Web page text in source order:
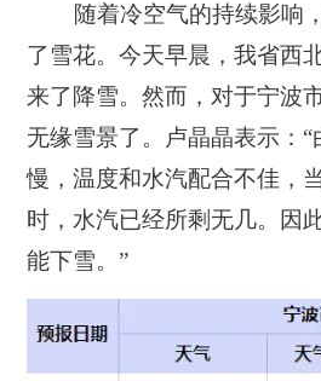
随着冷空气的持续影响
了雪花。今天早晨，我省西
来了降雪。然而，对于宁波
无缘雪景了。卢晶晶表示：
慢，温度和水汽配合不佳，
时，水汽已经所剩无几。因
能下雪。”